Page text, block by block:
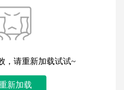
，请重新加载试试~
新加载